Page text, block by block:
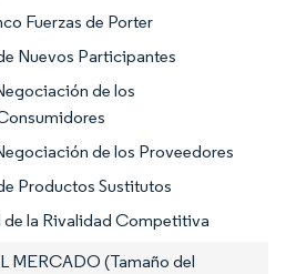
Fuerzas de Porter
Nuevos Participantes
de los
de los Proveedores
Productos Sustitutos
de la Rivalidad Competitiva
MERCADO (Tamaño del